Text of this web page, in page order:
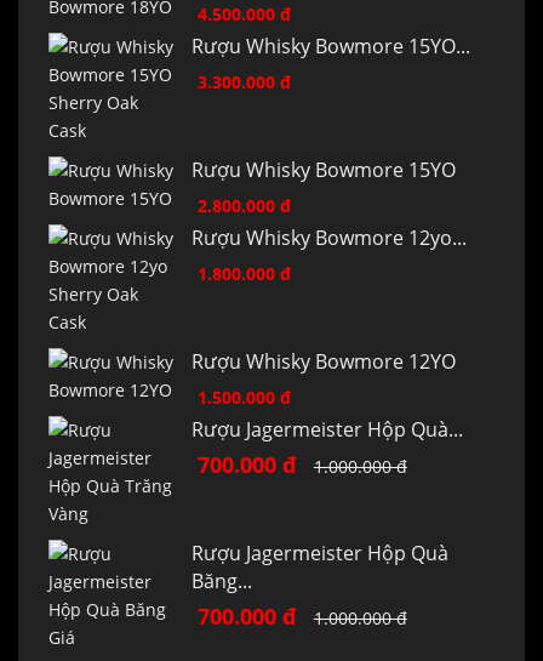
4.500.000 đ
Rượu Whisky Bowmore 15YO...
3.300.000 đ
Rượu Whisky Bowmore 15YO
2.800.000 đ
Rượu Whisky Bowmore 12yo...
1.800.000 đ
Rượu Whisky Bowmore 12YO
1.500.000 đ
Rượu Jagermeister Hộp Quà...
700.000 đ 1.000.000 đ
Rượu Jagermeister Hộp Quà
Băng...
700.000 đ 1.000.000 đ